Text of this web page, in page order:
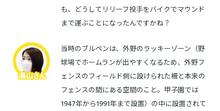
も、どうしてリリーフ投手をバイクでマウンド
まで運ぶことになったんですかね？
当時のブルペンは、外野のラッキーゾーン（野
球場でホームランが出やすくなるため、外野フ
ェンスのフィールド側に設けられた柵と本来の
フェンスの間にある空間のこと。甲子園では
1947年から1991年まで設置）の中に設置されて